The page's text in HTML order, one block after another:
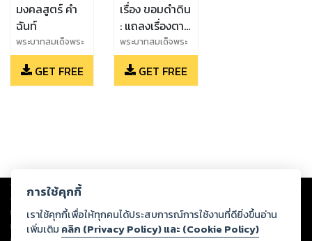
มงคลสูตร์ คำ
ฉันท์
พระบาทสมเด็จพระ
มงกุฏเกล้าเจ้าอยู่
หัว
GET FREE
เรื่อง ขอมดำดิน
: แถลงเรื่องตาม
ตำนาน และ
สันนิษฐาน
โบราณคดี และ
พระบาทสมเด็จพระ
มงกุฏเกล้าเจ้าอยู่
หัว
GET FREE
Copyright © 2026
ต่อผลงานหรือเนื้อหาใดที่อัปโหลดผ่านเว็บไซต์และปรากฏว่าละเมิดสิทธิใน
ทรัพย์สินทางปัญญาของบุคคลอื่นหรือขัดต่อกฎหมายและศีลธรรม ดังนั้น ผู้อ่าน
ทุกท่านโปรดใช้วิจารณญาณในการกลั่นกรองด้วยตนเอง และหากท่านพบว่าส่วน
การใช้คุกกี้
เราใช้คุกกี้เพื่อให้ทุกคนได้ประสบการณ์การใช้งานที่ดียิ่งขึ้นอ่าน
เพิ่มเติม คลิก (Privacy Policy) และ (Cookie Policy)